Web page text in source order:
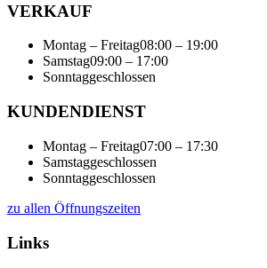
VERKAUF
Montag – Freitag08:00 – 19:00
Samstag09:00 – 17:00
Sonntaggeschlossen
KUNDENDIENST
Montag – Freitag07:00 – 17:30
Samstaggeschlossen
Sonntaggeschlossen
zu allen Öffnungszeiten
Links